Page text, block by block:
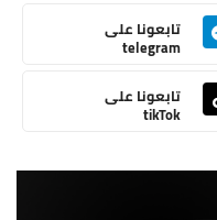
تابعونا على
telegram
تابعونا على
tikTok